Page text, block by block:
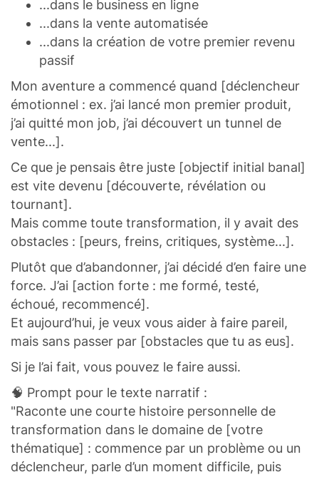
...dans le business en ligne
...dans la vente automatisée
...dans la création de votre premier revenu
passif
Mon aventure a commencé quand [déclencheur
émotionnel : ex. j’ai lancé mon premier produit,
j’ai quitté mon job, j’ai découvert un tunnel de
vente...].
Ce que je pensais être juste [objectif initial banal]
est vite devenu [découverte, révélation ou
tournant].
Mais comme toute transformation, il y avait des
obstacles : [peurs, freins, critiques, système...].
Plutôt que d’abandonner, j’ai décidé d’en faire une
force. J’ai [action forte : me formé, testé,
échoué, recommencé].
Et aujourd’hui, je veux vous aider à faire pareil,
mais sans passer par [obstacles que tu as eus].
Si je l’ai fait, vous pouvez le faire aussi.
🧠 Prompt pour le texte narratif :
"Raconte une courte histoire personnelle de
transformation dans le domaine de [votre
thématique] : commence par un problème ou un
déclencheur, parle d’un moment difficile, puis